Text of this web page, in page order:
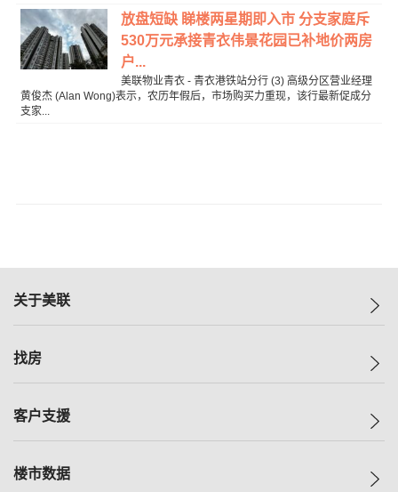
放盘短缺 睇楼两星期即入市 分支家庭斥
530万元承接青衣伟景花园已补地价两房
户...
美联物业青衣 - 青衣港铁站分行 (3) 高级分区营业经理
黄俊杰 (Alan Wong)表示，农历年假后，市场购买力重现，该行最新促成分
支家...
关于美联
美联集团
人才招募
找房
一手新房
减价
客户支援
自助放盘
楼市数据